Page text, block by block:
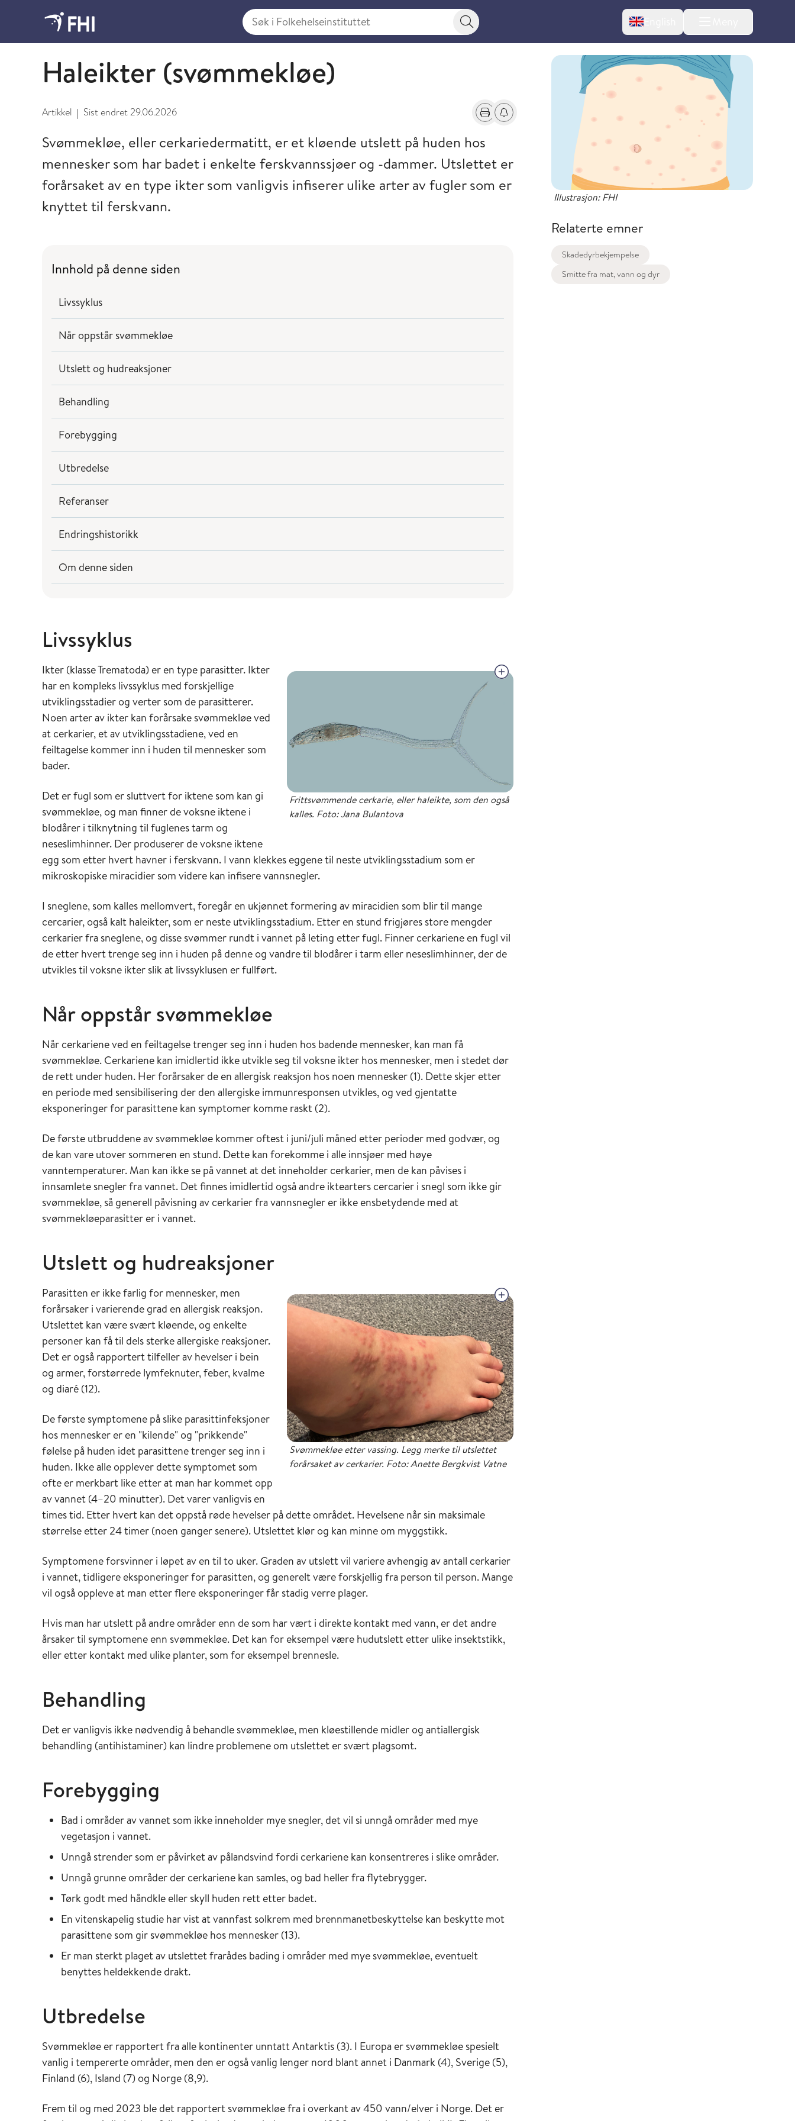
Søk i Folkehelseinstituttet
Søkeknapp English
Skadedyrhåndboka
Haleikter (svømmekløe)
Artikkel | Sist endret29.06.2026 Skriv utFå varsel om endringer
Svømmekløe, eller cerkariedermatitt, er et kløende utslett på huden hos
mennesker som har badet i enkelte ferskvannssjøer og -dammer. Utslettet er
forårsaket av en type ikter som vanligvis infiserer ulike arter av fugler som er
knyttet til ferskvann.
Innhold på denne siden
Livssyklus
Når oppstår svømmekløe
Utslett og hudreaksjoner
Behandling
Forebygging
Utbredelse
Referanser
Endringshistorikk
Om denne siden
Livssyklus
Frittsvømmende cerkarie, eller haleikte, som den også
kalles. Foto: Jana Bulantova
Ikter (klasse Trematoda) er en type parasitter. Ikter
har en kompleks livssyklus med forskjellige
utviklingsstadier og verter som de parasitterer.
Noen arter av ikter kan forårsake svømmekløe ved
at cerkarier, et av utviklingsstadiene, ved en
feiltagelse kommer inn i huden til mennesker som
bader.
Det er fugl som er sluttvert for iktene som kan gi
svømmekløe, og man finner de voksne iktene i
blodårer i tilknytning til fuglenes tarm og
neseslimhinner. Der produserer de voksne iktene
egg som etter hvert havner i ferskvann. I vann klekkes eggene til neste utviklingsstadium som er
mikroskopiske miracidier som videre kan infisere vannsnegler.
I sneglene, som kalles mellomvert, foregår en ukjønnet formering av miracidien som blir til mange
cercarier, også kalt haleikter, som er neste utviklingsstadium. Etter en stund frigjøres store mengder
cerkarier fra sneglene, og disse svømmer rundt i vannet på leting etter fugl. Finner cerkariene en fugl vil
de etter hvert trenge seg inn i huden på denne og vandre til blodårer i tarm eller neseslimhinner, der de
utvikles til voksne ikter slik at livssyklusen er fullført.
Når oppstår svømmekløe
Når cerkariene ved en feiltagelse trenger seg inn i huden hos badende mennesker, kan man få
svømmekløe. Cerkariene kan imidlertid ikke utvikle seg til voksne ikter hos mennesker, men i stedet dør
de rett under huden. Her forårsaker de en allergisk reaksjon hos noen mennesker (1). Dette skjer etter
en periode med sensibilisering der den allergiske immunresponsen utvikles, og ved gjentatte
eksponeringer for parasittene kan symptomer komme raskt (2).
De første utbruddene av svømmekløe kommer oftest i juni/juli måned etter perioder med godvær, og
de kan vare utover sommeren en stund. Dette kan forekomme i alle innsjøer med høye
vanntemperaturer. Man kan ikke se på vannet at det inneholder cerkarier, men de kan påvises i
innsamlete snegler fra vannet. Det finnes imidlertid også andre iktearters cercarier i snegl som ikke gir
svømmekløe, så generell påvisning av cerkarier fra vannsnegler er ikke ensbetydende med at
svømmekløeparasitter er i vannet.
Utslett og hudreaksjoner
Svømmekløe etter vassing. Legg merke til utslettet
forårsaket av cerkarier. Foto: Anette Bergkvist Vatne
Parasitten er ikke farlig for mennesker, men
forårsaker i varierende grad en allergisk reaksjon.
Utslettet kan være svært kløende, og enkelte
personer kan få til dels sterke allergiske reaksjoner.
Det er også rapportert tilfeller av hevelser i bein
og armer, forstørrede lymfeknuter, feber, kvalme
og diaré (12).
De første symptomene på slike parasittinfeksjoner
hos mennesker er en "kilende" og "prikkende"
følelse på huden idet parasittene trenger seg inn i
huden. Ikke alle opplever dette symptomet som
ofte er merkbart like etter at man har kommet opp
av vannet (4–20 minutter). Det varer vanligvis en
times tid. Etter hvert kan det oppstå røde hevelser på dette området. Hevelsene når sin maksimale
størrelse etter 24 timer (noen ganger senere). Utslettet klør og kan minne om myggstikk.
Symptomene forsvinner i løpet av en til to uker. Graden av utslett vil variere avhengig av antall cerkarier
i vannet, tidligere eksponeringer for parasitten, og generelt være forskjellig fra person til person. Mange
vil også oppleve at man etter flere eksponeringer får stadig verre plager.
Hvis man har utslett på andre områder enn de som har vært i direkte kontakt med vann, er det andre
årsaker til symptomene enn svømmekløe. Det kan for eksempel være hudutslett etter ulike insektstikk,
eller etter kontakt med ulike planter, som for eksempel brennesle.
Behandling
Det er vanligvis ikke nødvendig å behandle svømmekløe, men kløestillende midler og antiallergisk
behandling (antihistaminer) kan lindre problemene om utslettet er svært plagsomt.
Forebygging
Bad i områder av vannet som ikke inneholder mye snegler, det vil si unngå områder med mye
vegetasjon i vannet.
Unngå strender som er påvirket av pålandsvind fordi cerkariene kan konsentreres i slike områder.
Unngå grunne områder der cerkariene kan samles, og bad heller fra flytebrygger.
Tørk godt med håndkle eller skyll huden rett etter badet.
En vitenskapelig studie har vist at vannfast solkrem med brennmanetbeskyttelse kan beskytte mot
parasittene som gir svømmekløe hos mennesker (13).
Er man sterkt plaget av utslettet frarådes bading i områder med mye svømmekløe, eventuelt
benyttes heldekkende drakt.
Utbredelse
Svømmekløe er rapportert fra alle kontinenter unntatt Antarktis (3). I Europa er svømmekløe spesielt
vanlig i tempererte områder, men den er også vanlig lenger nord blant annet i Danmark (4), Sverige (5),
Finland (6), Island (7) og Norge (8,9).
Frem til og med 2023 ble det rapportert svømmekløe fra i overkant av 450 vann/elver i Norge. Det er
Illustrasjon: FHI
Relaterte emner
Skadedyrbekjempelse
Smitte fra mat, vann og dyr